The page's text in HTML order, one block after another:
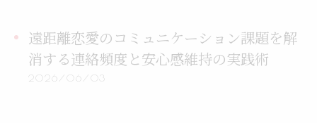
遠距離恋愛のコミュニケーション課題を解
消する連絡頻度と安心感維持の実践術
2026/06/03